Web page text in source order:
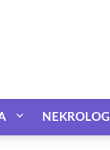
NEKROLOGI